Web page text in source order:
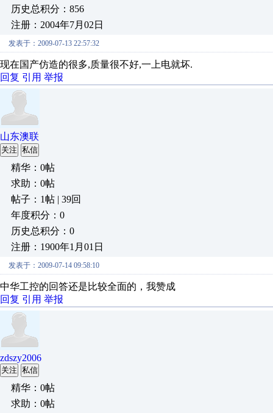
历史总积分：856
注册：2004年7月02日
发表于：2009-07-13 22:57:32
现在国产仿造的很多,质量很不好,一上电就坏.
回复 引用 举报
山东澳联
关注 私信
精华：0帖
求助：0帖
帖子：1帖 | 39回
年度积分：0
历史总积分：0
注册：1900年1月01日
发表于：2009-07-14 09:58:10
中华工控的回答还是比较全面的，我赞成
回复 引用 举报
zdszy2006
关注 私信
精华：0帖
求助：0帖